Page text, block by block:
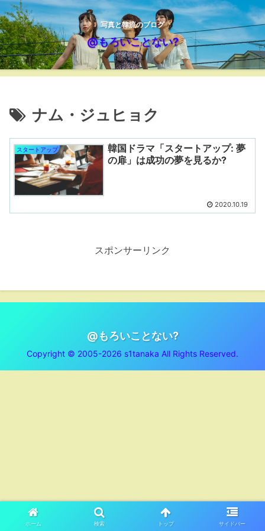
写真と韓流のブログ
@もろいことない?
ナム・ジュヒョク
スタートアップ
韓国ドラマ「スタートアップ: 夢
の扉」は成功の夢を見るか?
2020.10.19
スポンサーリンク
@もろいことない?
Copyright © 2005-2026 s1tanaka All Rights Reserved.
ホーム 検索 トップ サイドバー